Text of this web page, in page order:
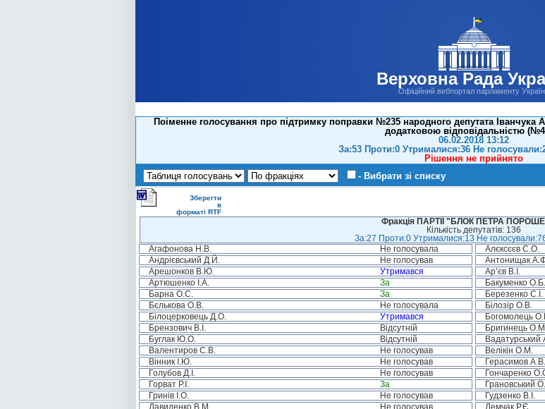
Верховна Рада
Офіційний вебпортал парламенту
Поіменне голосування про підтримку поправки №235 народного депутата
додатковою відповідальністю
06.02.2018 13:12
За:53 Проти:0 Утрималися:36 Не
Рішення не прийнято
- Вибрати зі списку
Зберегти
в
форматі RTF
Фракція ПАРТІЇ "БЛОК ПЕТРА
Кількість депутатів: 136
За:27 Проти:0 Утрималися:13 Не голосували:76
Агафонова Н.В.
Не голосувала Алєксєєв С.О.
Андрієвський Д.Й.
Не голосував Антонищак
Арешонков В.Ю.
Утримався Ар’єв В.І.
Артюшенко І.А.
За Бакуменко О.Б.
Барна О.С.
За Березенко С.І.
Бєлькова О.В.
Не голосувала Білозір О.В.
Білоцерковець Д.О.
Утримався Богомолець
Брензович В.І.
Відсутній Бригинець
Буглак Ю.О.
Відсутній Вадатурський
Валентиров С.В.
Не голосував Велікін О.М.
Вінник І.Ю.
Не голосував Герасимов А.В.
Голубов Д.І.
Не голосував Гончаренко
Горват Р.І.
За Грановський
Гринів І.О.
Не голосував Гудзенко В.І.
Давиденко В.М.
Не голосував Демчак Р.Є.